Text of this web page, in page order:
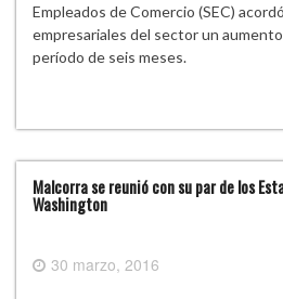
Empleados de Comercio (SEC)
empresariales del sector un
período de seis meses.
Malcorra se reunió con su par de los
Washington
30 marzo, 2016